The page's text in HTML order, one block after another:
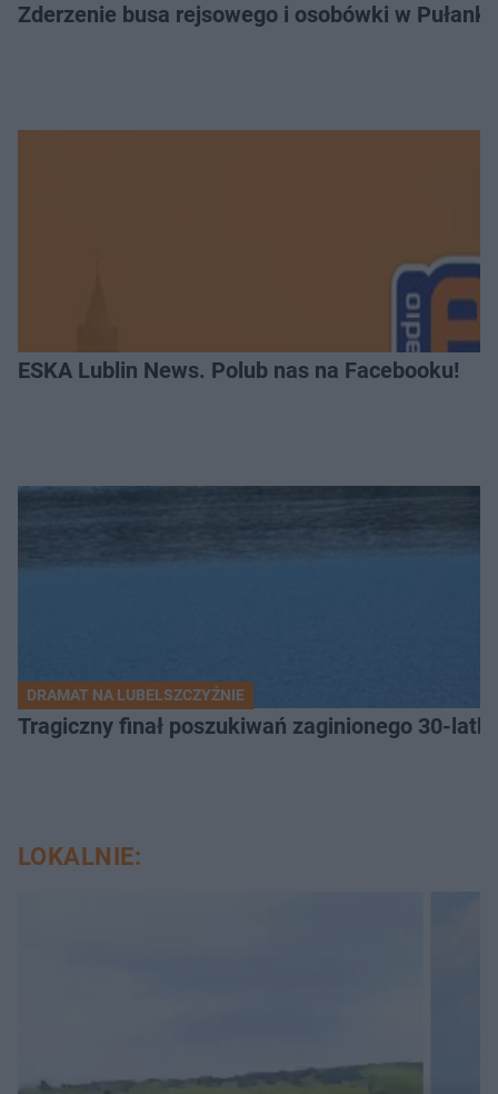
Zderzenie busa rejsowego i osobówki w
ESKA Lublin News. Polub nas na Facebooku!
DRAMAT NA LUBELSZCZYŹNIE
Tragiczny finał poszukiwań zaginionego 30-
LOKALNIE: